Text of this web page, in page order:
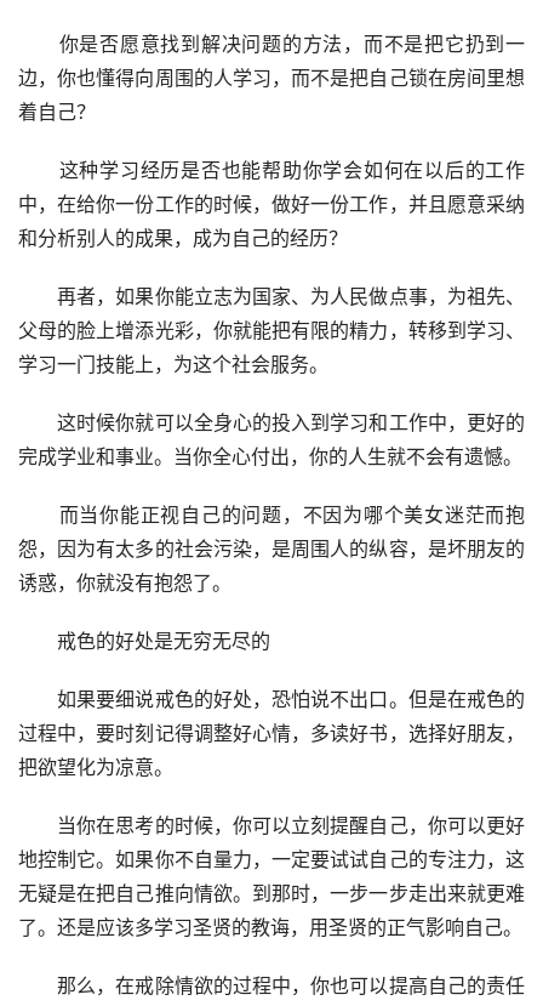
你是否愿意找到解决问题的方法，而不是把它扔到一
边，你也懂得向周围的人学习，而不是把自己锁在房间里想
着自己？
这种学习经历是否也能帮助你学会如何在以后的工作
中，在给你一份工作的时候，做好一份工作，并且愿意采纳
和分析别人的成果，成为自己的经历？
再者，如果你能立志为国家、为人民做点事，为祖先、
父母的脸上增添光彩，你就能把有限的精力，转移到学习、
学习一门技能上，为这个社会服务。
这时候你就可以全身心的投入到学习和工作中，更好的
完成学业和事业。当你全心付出，你的人生就不会有遗憾。
而当你能正视自己的问题，不因为哪个美女迷茫而抱
怨，因为有太多的社会污染，是周围人的纵容，是坏朋友的
诱惑，你就没有抱怨了。
戒色的好处是无穷无尽的
如果要细说戒色的好处，恐怕说不出口。但是在戒色的
过程中，要时刻记得调整好心情，多读好书，选择好朋友，
把欲望化为凉意。
当你在思考的时候，你可以立刻提醒自己，你可以更好
地控制它。如果你不自量力，一定要试试自己的专注力，这
无疑是在把自己推向情欲。到那时，一步一步走出来就更难
了。还是应该多学习圣贤的教诲，用圣贤的正气影响自己。
那么，在戒除情欲的过程中，你也可以提高自己的责任